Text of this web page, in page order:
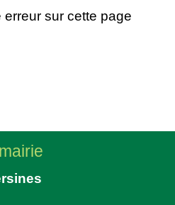
erreur sur cette page